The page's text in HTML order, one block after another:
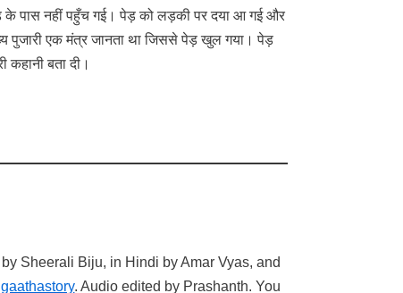
के पास नहीं पहुँच गई। पेड़ को लड़की पर दया आ गई और
पुजारी एक मंत्र जानता था जिससे पेड़ खुल गया। पेड़
बता दी।
Sheerali Biju, in Hindi by Amar Vyas, and
gaathastory. Audio edited by Prashanth. You